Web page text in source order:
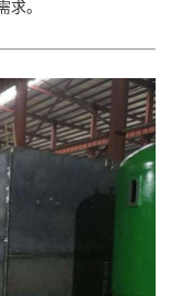
求。